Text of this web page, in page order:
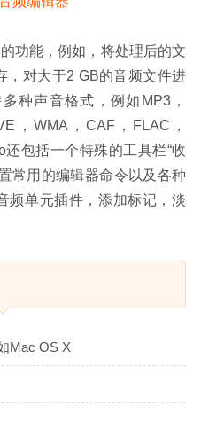
功能，例如，将处理后的文
，对大于2 GB的音频文件进
种声音格式，例如MP3，
，WMA，CAF，FLAC，
包括一个特殊的工具栏“收
常用的编辑器命令以及各种
频单元插件，添加标记，淡
Mac OS X